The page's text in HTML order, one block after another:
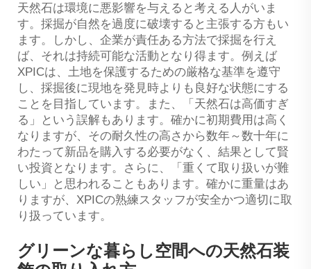
天然石は環境に悪影響を与えると考える人がいま
す。採掘が自然を過度に破壊すると主張する方もい
ます。しかし、企業が責任ある方法で採掘を行え
ば、それは持続可能な活動となり得ます。例えば
XPICは、土地を保護するための厳格な基準を遵守
し、採掘後に現地を発見時よりも良好な状態にする
ことを目指しています。また、「天然石は高価すぎ
る」という誤解もあります。確かに初期費用は高く
なりますが、その耐久性の高さから数年～数十年に
わたって新品を購入する必要がなく、結果として賢
い投資となります。さらに、「重くて取り扱いが難
しい」と思われることもあります。確かに重量はあ
りますが、XPICの熟練スタッフが安全かつ適切に取
り扱っています。
グリーンな暮らし空間への天然石装